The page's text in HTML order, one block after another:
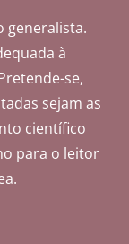
generalista.
à
se,
sejam as
científico
para o leitor